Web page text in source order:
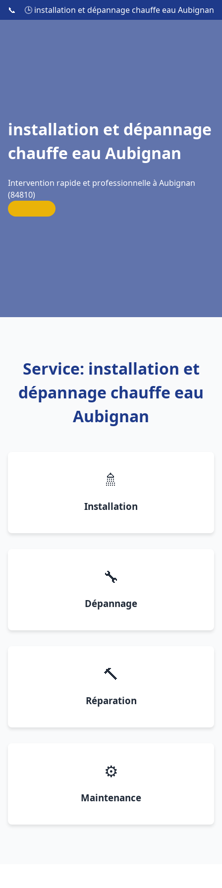
📞 🕒 installation et dépannage chauffe eau Aubignan
installation et dépannage
chauffe eau Aubignan
Intervention rapide et professionnelle à Aubignan
(84810)
Service: installation et
dépannage chauffe eau
Aubignan
🚿
Installation
🔧
Dépannage
🔨
Réparation
⚙️
Maintenance